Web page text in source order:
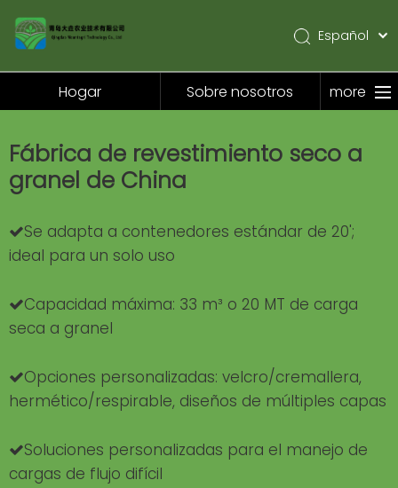
Sobre nosotros
Productos
Solicitud
Noticias
Español
Pусский
Hogar Sobre nosotros more
Fábrica de revestimiento seco a
granel de China
Se adapta a contenedores estándar de 20';
ideal para un solo uso
Capacidad máxima: 33 m³ o 20 MT de carga
seca a granel
Opciones personalizadas: velcro/cremallera,
hermético/respirable, diseños de múltiples capas
Soluciones personalizadas para el manejo de
cargas de flujo difícil